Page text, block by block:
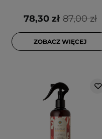
87,00 zł
78,30 zł
ZOBACZ WIĘCEJ